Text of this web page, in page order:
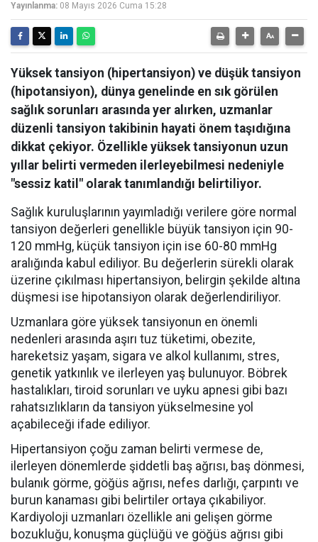
Yayınlanma: 08 Mayıs 2026 Cuma 15:28
Yüksek tansiyon (hipertansiyon) ve düşük tansiyon
(hipotansiyon), dünya genelinde en sık görülen
sağlık sorunları arasında yer alırken, uzmanlar
düzenli tansiyon takibinin hayati önem taşıdığına
dikkat çekiyor. Özellikle yüksek tansiyonun uzun
yıllar belirti vermeden ilerleyebilmesi nedeniyle
"sessiz katil" olarak tanımlandığı belirtiliyor.
Sağlık kuruluşlarının yayımladığı verilere göre normal
tansiyon değerleri genellikle büyük tansiyon için 90-
120 mmHg, küçük tansiyon için ise 60-80 mmHg
aralığında kabul ediliyor. Bu değerlerin sürekli olarak
üzerine çıkılması hipertansiyon, belirgin şekilde altına
düşmesi ise hipotansiyon olarak değerlendiriliyor.
Uzmanlara göre yüksek tansiyonun en önemli
nedenleri arasında aşırı tuz tüketimi, obezite,
hareketsiz yaşam, sigara ve alkol kullanımı, stres,
genetik yatkınlık ve ilerleyen yaş bulunuyor. Böbrek
hastalıkları, tiroid sorunları ve uyku apnesi gibi bazı
rahatsızlıkların da tansiyon yükselmesine yol
açabileceği ifade ediliyor.
Hipertansiyon çoğu zaman belirti vermese de,
ilerleyen dönemlerde şiddetli baş ağrısı, baş dönmesi,
bulanık görme, göğüs ağrısı, nefes darlığı, çarpıntı ve
burun kanaması gibi belirtiler ortaya çıkabiliyor.
Kardiyoloji uzmanları özellikle ani gelişen görme
bozukluğu, konuşma güçlüğü ve göğüs ağrısı gibi